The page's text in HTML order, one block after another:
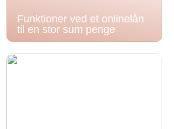
Funktioner ved et onlinelån
til en stor sum penge